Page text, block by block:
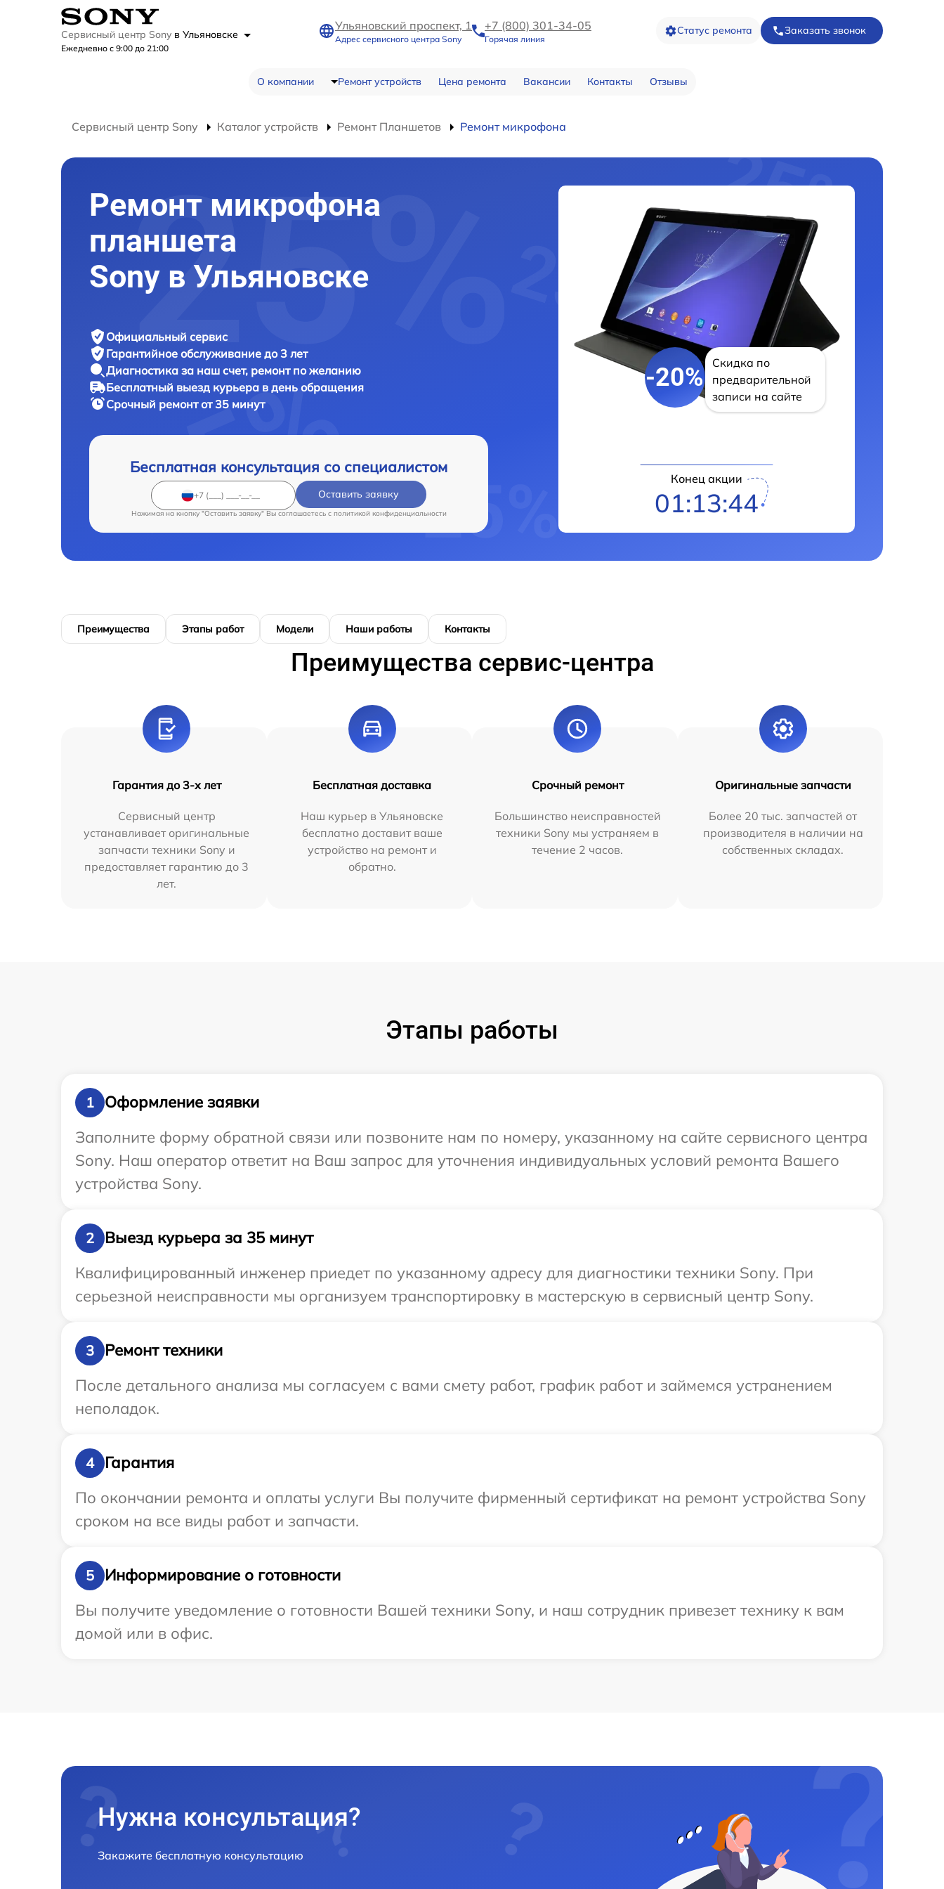
Сервисный центр Sony в Ульяновске
Ежедневно с 9:00 до 21:00
Ульяновский проспект, 1
Адрес сервисного центра Sony
+7 (800) 301-34-05
Горячая линия
Статус ремонта Заказать звонок
О компании Ремонт устройств Цена ремонта Вакансии Контакты Отзывы
Сервисный центр Sony Каталог устройств Ремонт Планшетов Ремонт микрофона
Ремонт микрофона
планшета
Sony в Ульяновске
Официальный сервис
Гарантийное обслуживание до 3 лет
Диагностика за наш счет, ремонт по желанию
Бесплатный выезд курьера в день обращения
Срочный ремонтот 35 минут
Бесплатная консультация со специалистом
Оставить заявку
Нажимая на кнопку "Оставить заявку" Вы соглашаетесь c политикой конфиденциальности
-20%
Скидка по
предварительной
записи на сайте
Конец акции
01:13:43
Преимущества Этапы работ Модели Наши работы Контакты
Преимущества сервис-центра
Гарантия до 3-х лет
Сервисный центр
устанавливает оригинальные
запчасти техники Sony и
предоставляет гарантию до 3
лет.
Бесплатная доставка
Наш курьер в Ульяновске
бесплатно доставит ваше
устройство на ремонт и
обратно.
Срочный ремонт
Большинство неисправностей
техники Sony мы устраняем в
течение 2 часов.
Оригинальные запчасти
Более 20 тыс. запчастей от
производителя в наличии на
собственных складах.
Этапы работы
1
Оформление заявки
Заполните форму обратной связи или позвоните нам по номеру, указанному на сайте сервисного центра
Sony. Наш оператор ответит на Ваш запрос для уточнения индивидуальных условий ремонта Вашего
устройства Sony.
2
Выезд курьера за 35 минут
Квалифицированный инженер приедет по указанному адресу для диагностики техники Sony. При
серьезной неисправности мы организуем транспортировку в мастерскую в сервисный центр Sony.
3
Ремонт техники
После детального анализа мы согласуем с вами смету работ, график работ и займемся устранением
неполадок.
4
Гарантия
По окончании ремонта и оплаты услуги Вы получите фирменный сертификат на ремонт устройства Sony
сроком на все виды работ и запчасти.
5
Информирование о готовности
Вы получите уведомление о готовности Вашей техники Sony, и наш сотрудник привезет технику к вам
домой или в офис.
Нужна консультация?
Закажите бесплатную консультацию